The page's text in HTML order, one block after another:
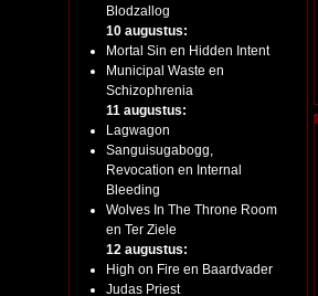
Blodzallog
10 augustus:
Mortal Sin en Hidden Intent
Municipal Waste en
Schizophrenia
11 augustus:
Lagwagon
Sanguisugabogg,
Revocation en Internal
Bleeding
Wolves In The Throne Room
en Ter Ziele
12 augustus:
High on Fire en Baardvader
Judas Priest